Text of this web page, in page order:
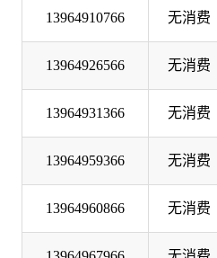
13964910766 无消费
13964926566 无消费
13964931366 无消费
13964959366 无消费
13964960866 无消费